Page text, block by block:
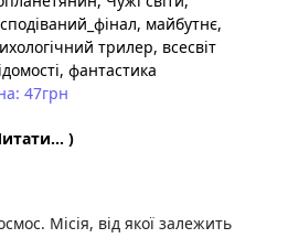
, майбутнє,
трилер, всесвіт
, фантастика
47грн
)
Місія, від якої залежить